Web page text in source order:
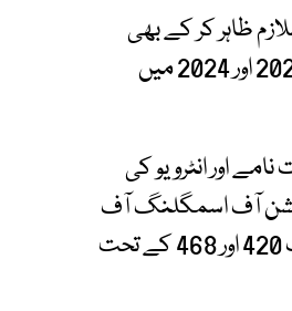
ظاہر کر کے بھی
لوگوں کو دھوکہ دیتا رہا تحقیقات میں یہ بھی سامنے آیا کہ ملزم نے سال 2023 اور 2024 میں
سے جعلی ڈی ایس-160 فارم، دعوت نامے اور انٹرویو کی
آف اسمگلنگ آف
مائیگرنٹس ایکٹ 2018 کی دفعات 3، 4، 7 اور تعزیراتِ پاکستان کی دفعات 420 اور 468 کے تحت